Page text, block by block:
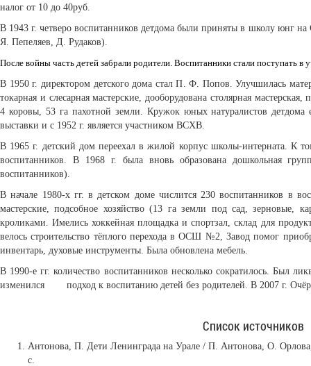
налог от 10 до 40руб.
В 1943 г. четверо воспитанников детдома были приняты в школу юнг
Я. Пепеляев, Д. Рудаков).
После войны часть детей забрали родители. Воспитанники стали поступать в
В 1950 г. директором детского дома стал П. Ф. Попов. Улучшилась
токарная и слесарная мастерские, дооборудована столярная
4 коровы, 53 га пахотной земли. Кружок юных натуралистов детдома
выставки и с 1952 г. является участником ВСХВ.
В 1965 г. детский дом переехал в жилой корпус школы-интерната. К
воспитанников. В 1968 г. была вновь образована дошкольная
воспитанников).
В начале 1980-х гг. в детском доме числится 230 воспитанников в
мастерские, подсобное хозяйство (13 га земли под сад, зерновые,
кроликами. Имелись хоккейная площадка и спортзал, склад для
велось строительство тёплого перехода в ОСШ №2, Завод помог
инвентарь, духовые инструменты. Была обновлена мебель.
В 1990-е гг. количество воспитанников несколько сократилось. Был
изменился подход к воспитанию детей без родителей. В 2007 г.
Список источников
Антонова, П. Дети Ленинграда на Урале / П. Антонова, О.
с.